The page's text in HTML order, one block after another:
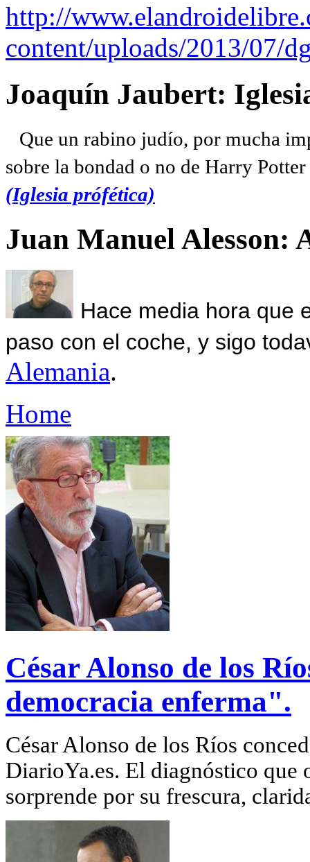
http://
content/uploads/2013/07/
Joaquín Jaubert:
Que un rabino judío, por mucha
sobre la bondad o no de Harry
(Iglesia prófética)
Juan Manuel Alesson:
Hace media hora que
paso con el coche, y sigo
Alemania.
Home
César Alonso de los
democracia enferma".
César Alonso de los Ríos
DiarioYa.es. El diagnóstico que
sorprende por su frescura,